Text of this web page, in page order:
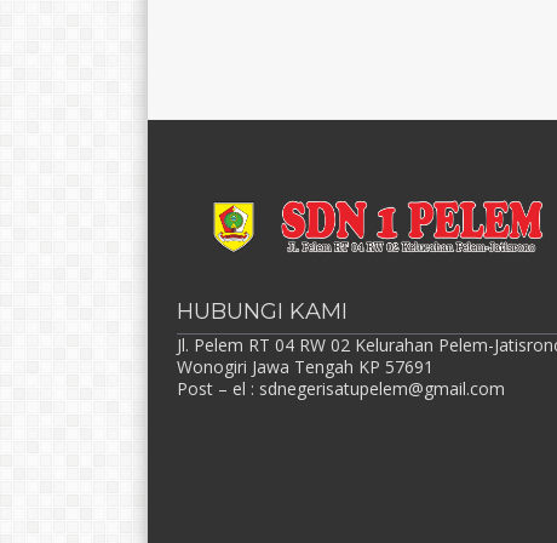
HUBUNGI KAMI
Jl. Pelem RT 04 RW 02 Kelurahan Pelem-
Wonogiri Jawa Tengah KP 57691
Post – el : sdnegerisatupelem@gmail.com